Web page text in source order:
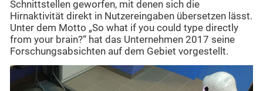
Schnittstellen geworfen, mit denen sich die
Hirnaktivität direkt in Nutzereingaben übersetzen lässt.
Unter dem Motto „So what if you could type directly
from your brain?“ hat das Unternehmen 2017 seine
Forschungsabsichten auf dem Gebiet vorgestellt.